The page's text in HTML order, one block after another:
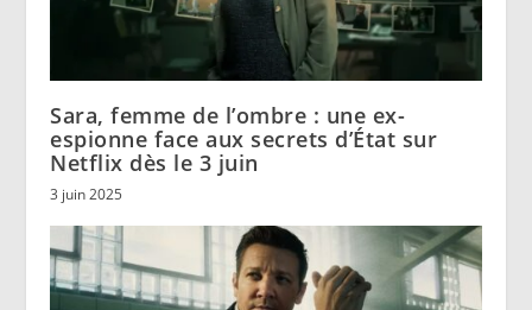
Sara, femme de l’ombre : une ex-
espionne face aux secrets d’État sur
Netflix dès le 3 juin
3 juin 2025